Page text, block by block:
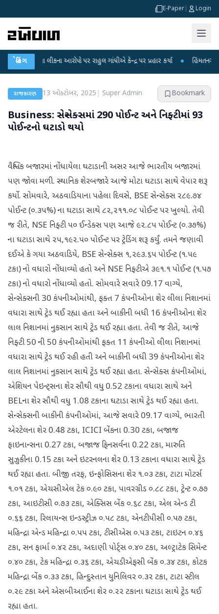
E-Paper Login
બ્રેકિંગ
લીકના આરોપો પર રાહુલ ગાંધીએ કેન્દ્ર પર પ્રહાર કર્યા ● હિંમતનગરમાં
રાજકારણ 13 ઑક્ટોબર, 2025 Super Admin Bookmark
Business: સેન્સેક્સમાં 290 પોઈન્ટ અને નિફ્ટીમાં 93
પોઈન્ટનો ઘટાડો થયો
વૈશ્વિક બજારમાં નોંધાયેલા ઘટાડાની અસર આજે ભારતીય બજારમાં
પણ જોવા મળી. સ્થાનિક શેરબજારે આજે મોટા ઘટાડા સાથે વેપાર શરૂ
કર્યો. સોમવારે, અઠવાડિયાના પહેલા દિવસે, BSE સેન્સેક્સ ૨૮૯.૭૪
પોઈન્ટ (૦.૩૫%) ના ઘટાડા સાથે ૮૨,૨૧૧.૦૮ પોઈન્ટ પર ખુલ્યો. તેવી
જ રીતે, NSE નિફ્ટી ૫૦ ઈન્ડેક્સ પણ આજે ૯૨.૮૫ પોઈન્ટ (૦.૩૭%)
ના ઘટાડા સાથે ૨૫,૧૯૨.૫૦ પોઈન્ટ પર ટ્રેડિંગ શરૂ કર્યું. તમને જણાવી
દઈએ કે ગયા અઠવાડિયે, BSE સેન્સેક્સ ૧,૨૯૩.૬૫ પોઈન્ટ (૧.૫૯
ટકા) નો વધારો નોંધાવ્યો હતો અને NSE નિફ્ટીએ ૩૯૧.૧ પોઈન્ટ (૧.૫૭
ટકા) નો વધારો નોંધાવ્યો હતો. સોમવારે સવારે 09.17 વાગ્યે,
સેન્સેક્સની 30 કંપનીઓમાંથી, ફક્ત 7 કંપનીઓના શેર લીલા નિશાનમાં
વધારા સાથે ટ્રેડ થઈ રહ્યા હતા અને બાકીની બધી 16 કંપનીઓના શેર
લાલ નિશાનમાં નુકસાન સાથે ટ્રેડ થઈ રહ્યા હતા. તેવી જ રીતે, આજે
નિફ્ટી 50 ની 50 કંપનીઓમાંથી ફક્ત 11 કંપનીઓ લીલા નિશાનમાં
વધારા સાથે ટ્રેડ થઈ રહી હતી અને બાકીની બધી 39 કંપનીઓના શેર
લાલ નિશાનમાં નુકસાન સાથે ટ્રેડ થઈ રહ્યા હતા. સેન્સેક્સ કંપનીઓમાં,
એશિયન પેઇન્ટ્સના શેર સૌથી વધુ 0.52 ટકાના વધારા સાથે અને
BELના શેર સૌથી વધુ 1.08 ટકાના ઘટાડા સાથે ટ્રેડ થઈ રહ્યા હતા.
સેન્સેક્સની બાકીની કંપનીઓમાં, આજે સવારે 09.17 વાગ્યે, ભારતી
એરટેલના શેર 0.48 ટકા, ICICI બેંકના 0.30 ટકા, બજાજ
ફાઇનાન્સના 0.27 ટકા, બજાજ ફિનસર્વના 0.22 ટકા, મારુતિ
સુઝુકીના 0.15 ટકા અને ઇટરનલના શેર 0.13 ટકાના વધારા સાથે ટ્રેડ
થઈ રહ્યા હતા. બીજી તરફ, ઇન્ફોસિસના શેર ૧.૦૩ ટકા, ટાટા મોટર્સ
૧.૦૧ ટકા, એચસીએલ ટેક ૦.૯૦ ટકા, પાવરગ્રીડ ૦.૮૮ ટકા, ટ્રેન્ટ ૦.૭૭
ટકા, આઇટીસી ૦.૭૩ ટકા, એક્સિસ બેંક ૦.૬૮ ટકા, એલ એન્ડ ટી
૦.૬૬ ટકા, રિલાયન્સ ઇન્ડસ્ટ્રીઝ ૦.૫૮ ટકા, એનટીપીસી ૦.૫૭ ટકા,
મહિન્દ્રા એન્ડ મહિન્દ્રા ૦.૫૫ ટકા, ટીસીએસ ૦.૫૩ ટકા, ટાઇટન ૦.૪૬
ટકા, સન ફાર્મા ૦.૪૨ ટકા, અદાણી પોર્ટ્સ ૦.૪૦ ટકા, અલ્ટ્રાટેક સિમેન્ટ
૦.૪૦ ટકા, ટેક મહિન્દ્રા ૦.૩૬ ટકા, એચડીએફસી બેંક ૦.૩૪ ટકા, કોટક
મહિન્દ્રા બેંક ૦.૩૩ ટકા, હિન્દુસ્તાન યુનિલિવર ૦.૩૨ ટકા, ટાટા સ્ટીલ
૦.૨૯ ટકા અને એસબીઆઈના શેર ૦.૨૨ ટકાના ઘટાડા સાથે ટ્રેડ થઈ
રહ્યા હતા.